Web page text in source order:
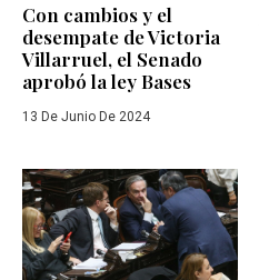
Con cambios y el
desempate de Victoria
Villarruel, el Senado
aprobó la ley Bases
13 De Junio De 2024